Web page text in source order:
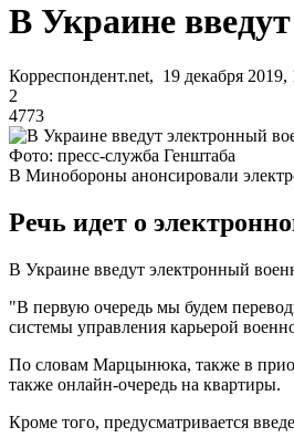
В Украине
Корреспондент.net, 19 декабря 2019,
2
4773
Фото: пресс-служба Генштаба
В Минобороны анонсировали
Речь идет о
В Украине введут электронный
"В первую очередь мы будем
системы управления карьерой
По словам Марцынюка, также в
также онлайн-очередь на квартиры.
Кроме того, предусматривается